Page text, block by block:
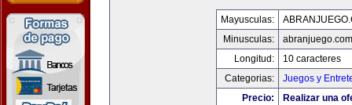
Mayusculas:
Minusculas:
abranjuego.com
Longitud:
10 caracteres
Categorias:
Juegos y
Precio:
Realizar una